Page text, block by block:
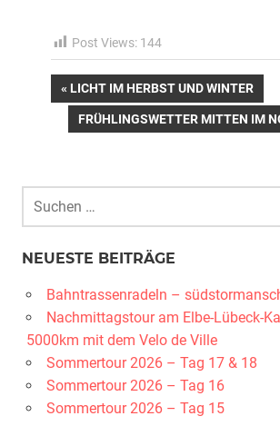
Post Views: 144
Beitragsnavigation
VORHERIGER
BEITRAG:
LICHT IM HERBST UND WINTER
NÄCHSTER
FRÜHLINGSWETTER MITTEN IM
NEUESTE BEITRÄGE
Bahntrassenradeln –
Nachmittagstour am Elbe-Lübeck-
5000km mit dem Velo de Ville
Sommertour 2026 – Tag 17 & 18
Sommertour 2026 – Tag 16
Sommertour 2026 – Tag 15